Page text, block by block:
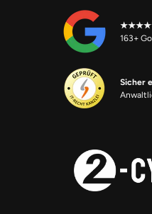
★★★★★
163+
Sicher